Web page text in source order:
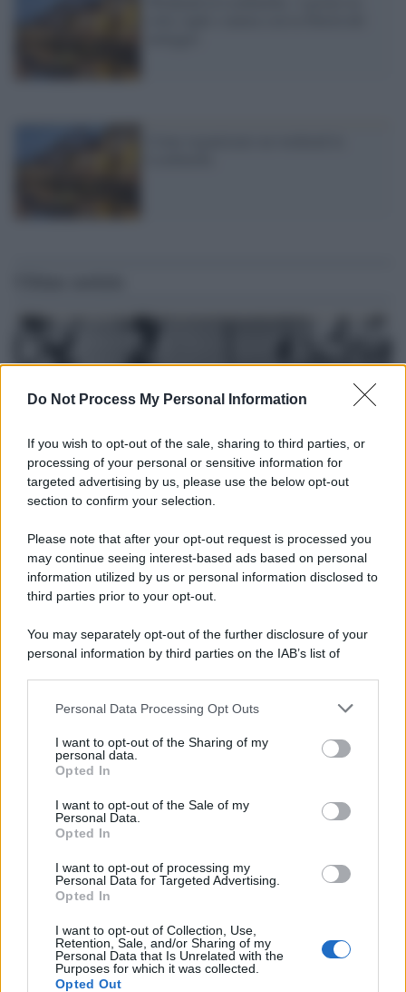
Do Not Process My Personal Information
If you wish to opt-out of the sale, sharing to third parties, or
processing of your personal or sensitive information for
targeted advertising by us, please use the below opt-out
section to confirm your selection.
Please note that after your opt-out request is processed you
may continue seeing interest-based ads based on personal
information utilized by us or personal information disclosed to
third parties prior to your opt-out.
You may separately opt-out of the further disclosure of your
personal information by third parties on the IAB’s list of
This information may also be disclosed by us to third parties
disclose it to other third parties.
Please note that this website/app uses one or more Google
services and may gather and store information including but
not limited to your visit or usage behaviour. You may click to
grant or deny consent to Google and its third-party tags to
consent section.
Personal Data Processing Opt Outs
I want to opt-out of the Sharing of my
personal data.
Opted In
I want to opt-out of the Sale of my
Personal Data.
Opted In
I want to opt-out of processing my
Personal Data for Targeted Advertising.
Opted In
I want to opt-out of Collection, Use,
Retention, Sale, and/or Sharing of my
Personal Data that Is Unrelated with the
Purposes for which it was collected.
Opted Out
Il lutto /Addio a Livio Berruti, leggenda dello sprint
italiano
L’oro olimpico nei 200 metri a Roma 1960 aveva 87 anni. È morto
Motociclismo /
Raúl Fernández vince il Gp di Gran
Bretagna davanti a Martin e Bezzecchi
Il libro /La letteratura che racconta l’estate
L’evento /Premio Dessì 2026, Villacidro si accende di
cultura